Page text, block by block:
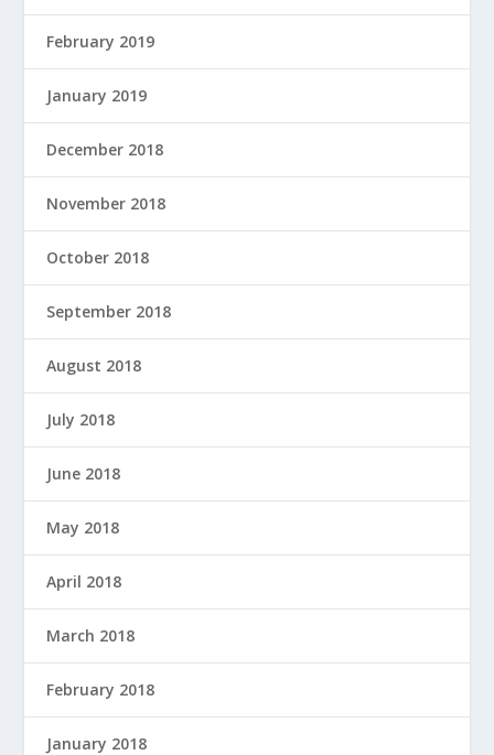
February 2019
January 2019
December 2018
November 2018
October 2018
September 2018
August 2018
July 2018
June 2018
May 2018
April 2018
March 2018
February 2018
January 2018